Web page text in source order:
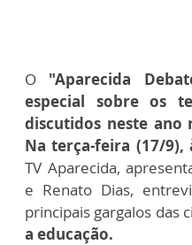
O "Aparecida
especial sobre os
discutidos neste ano
Na terça-feira (17/9),
TV Aparecida,
e Renato Dias,
principais gargalos das
a educação.